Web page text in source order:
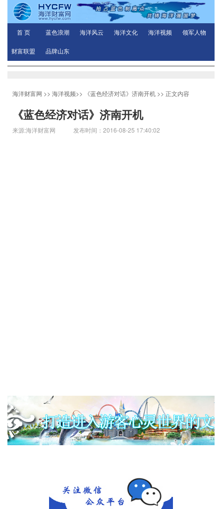
首 页 蓝色浪潮 海洋风云 海洋文化 海洋视频 领军人物
财富联盟 品牌山东
海洋财富网 >> 海洋视频>> 《蓝色经济对话》济南开机 >> 正文内容
《蓝色经济对话》济南开机
来源:海洋财富网 发布时间：2016-08-25 17:40:02